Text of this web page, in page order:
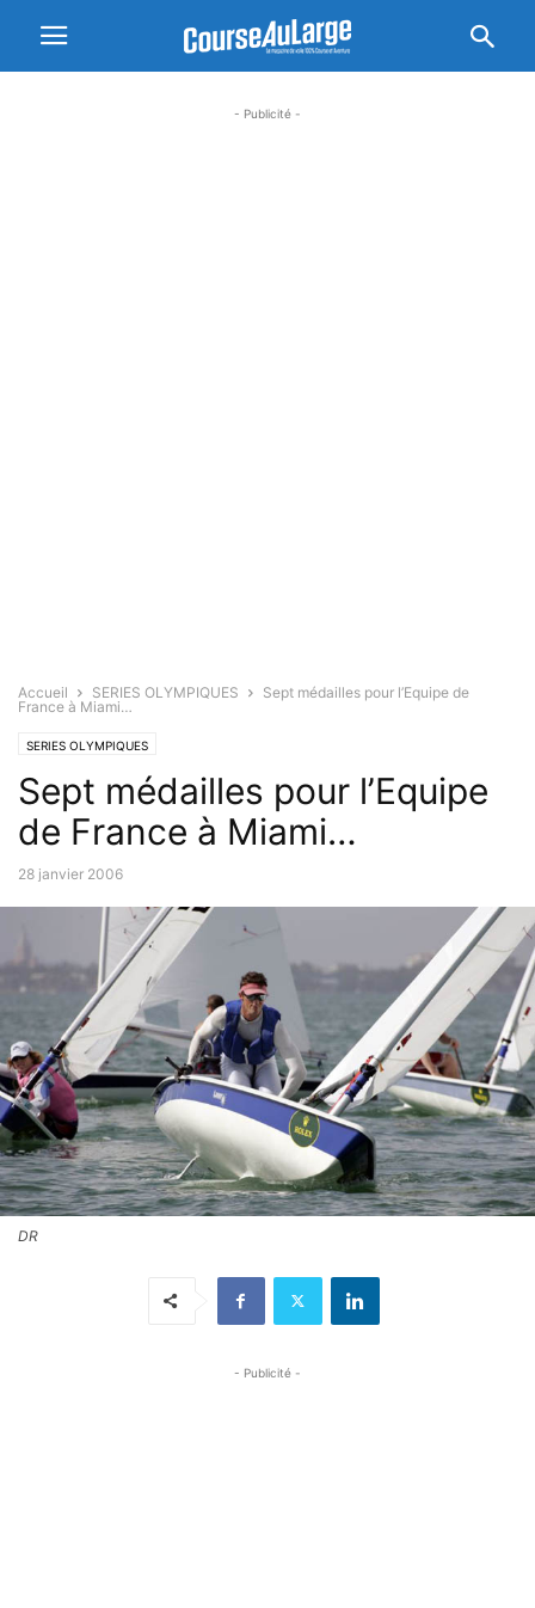
- Publicité -
Accueil SERIES OLYMPIQUES
Sept médailles pour l’Equipe de
France à Miami…
SERIES OLYMPIQUES
Sept médailles pour l’Equipe
de France à Miami…
28 janvier 2006
DR
- Publicité -